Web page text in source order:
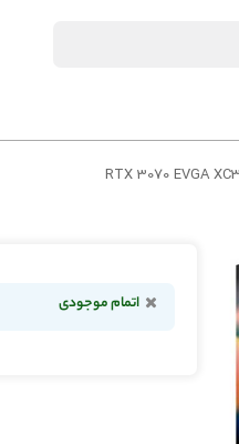
اتمام موجودی